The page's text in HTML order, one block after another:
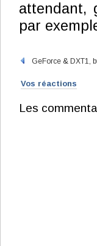
attendant,
par
GeForce & DXT1,
Vos réactions
Les